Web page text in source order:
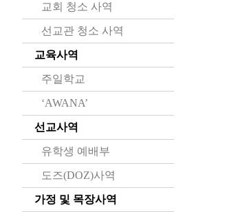
교회 청소 사역
선교관 청소 사역
교육사역
주일학교
‘AWANA’
선교사역
유학생 예배부
도즈(DOZ)사역
가정 및 목장사역